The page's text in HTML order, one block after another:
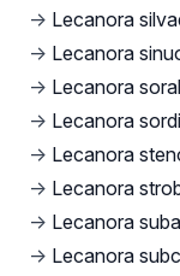
→ Lecanora
→ Lecanora
→ Lecanora
→ Lecanora
→ Lecanora
→ Lecanora
→ Lecanora
→ Lecanora